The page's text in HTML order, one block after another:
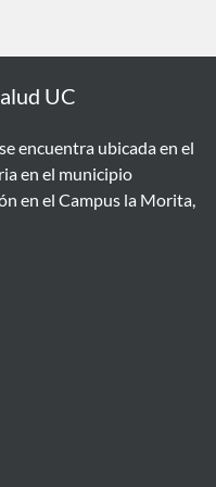
UC
encuentra ubicada en el
en el municipio
en el Campus la Morita,